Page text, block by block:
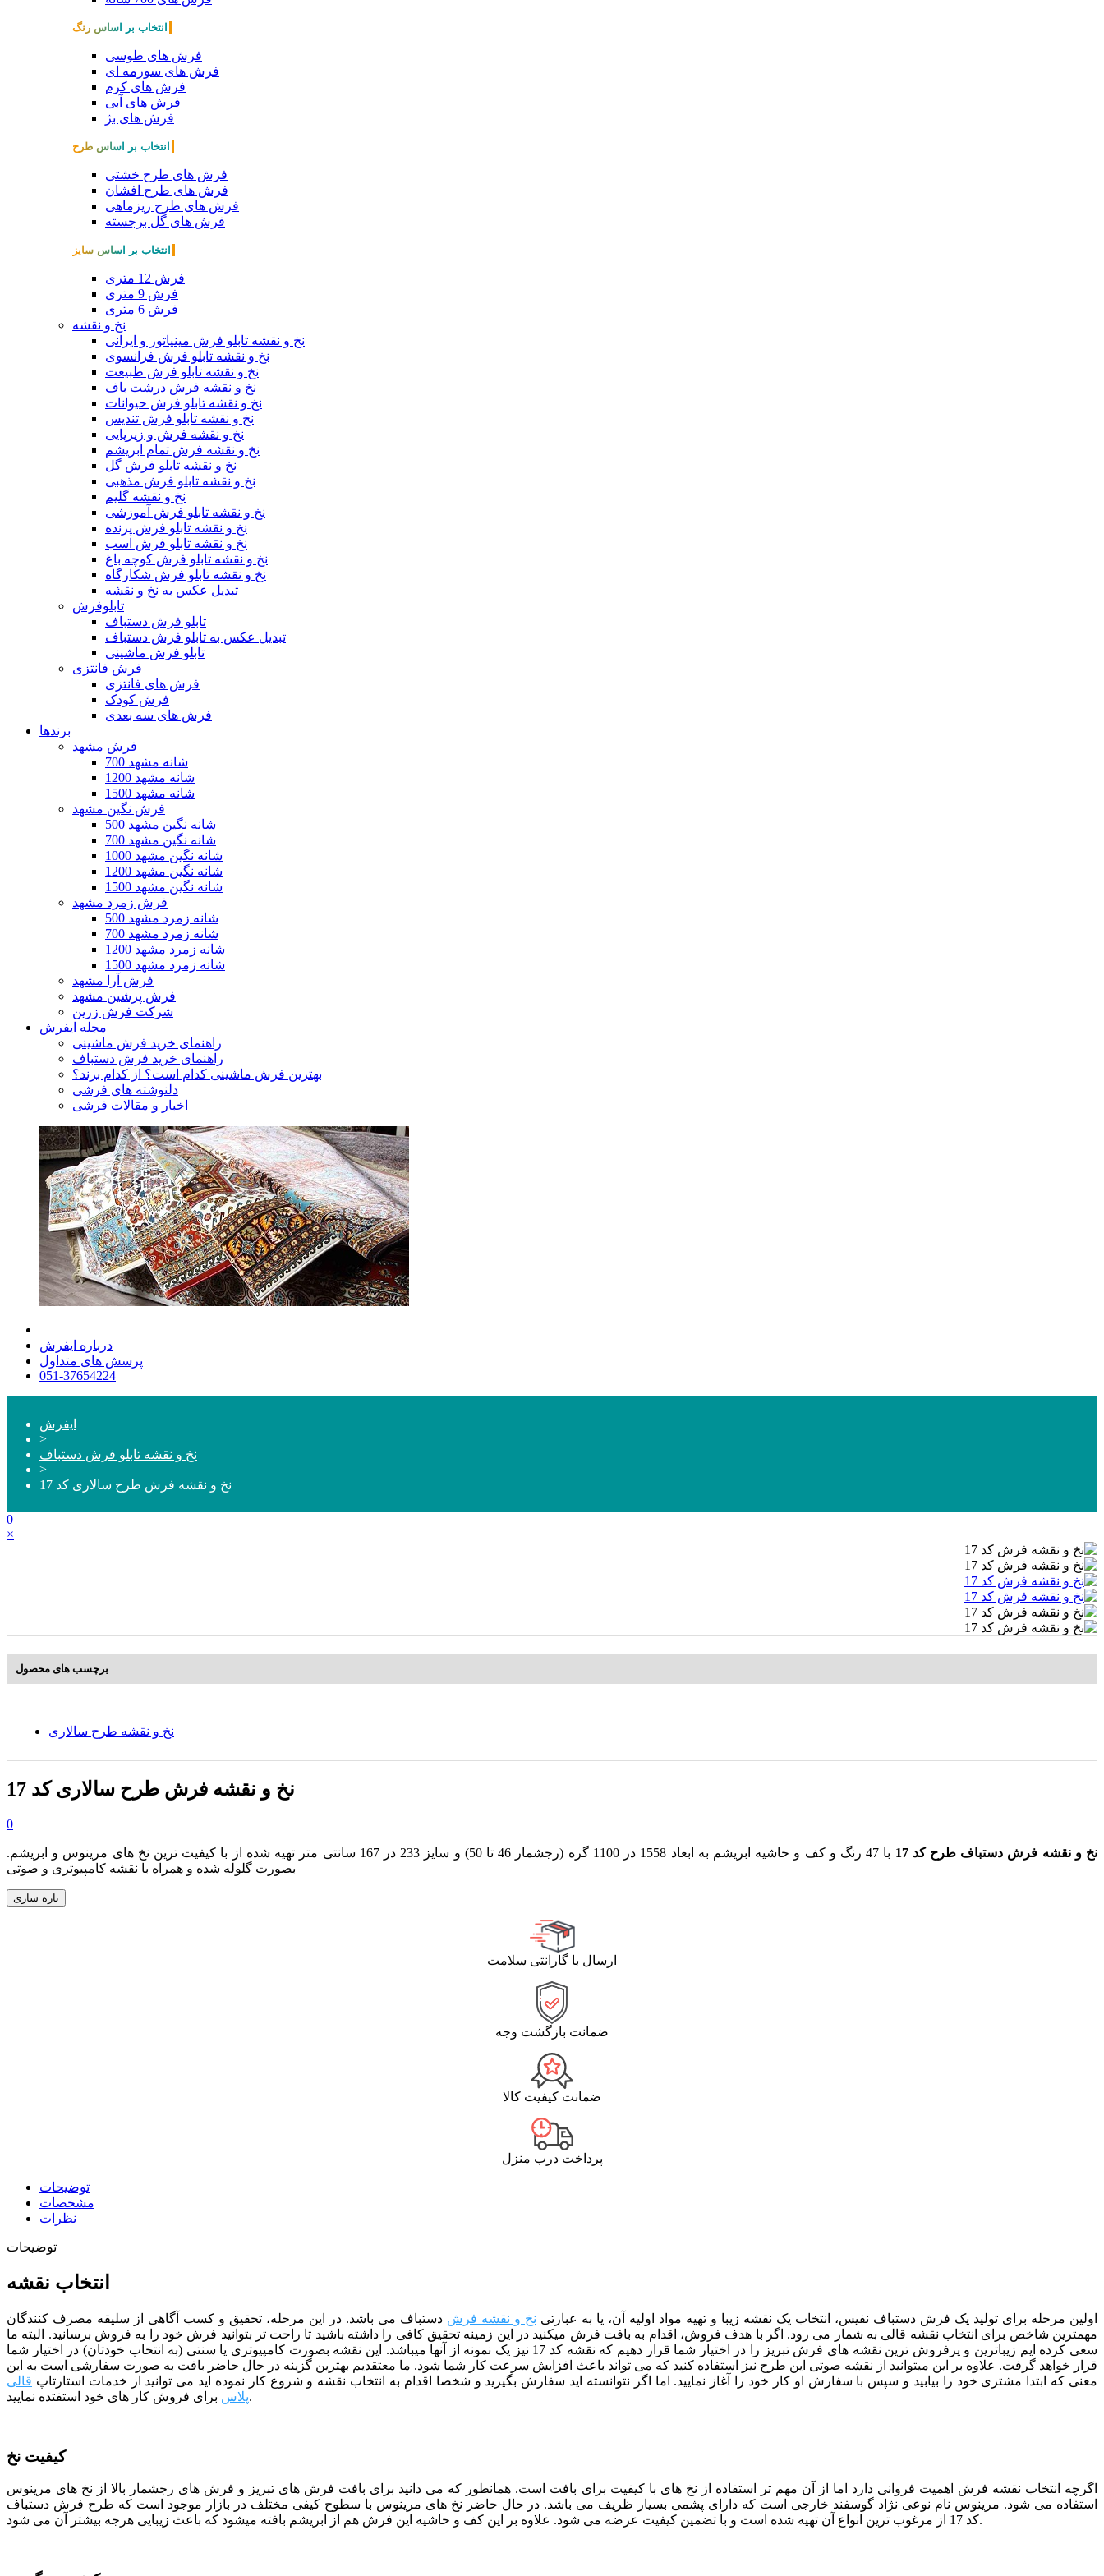
انتخاب بر اساس رنگ
فرش های طوسی
فرش های سورمه ای
فرش های کرم
فرش های آبی
فرش های بژ
انتخاب بر اساس طرح
فرش های طرح خشتی
فرش های طرح افشان
فرش های طرح ریزماهی
فرش های گل برجسته
انتخاب بر اساس سایز
فرش 12 متری
فرش 9 متری
فرش 6 متری
نخ و نقشه
نخ و نقشه تابلو فرش مینیاتور و ایرانی
نخ و نقشه تابلو فرش فرانسوی
نخ و نقشه تابلو فرش طبیعت
نخ و نقشه فرش درشت باف
نخ و نقشه تابلو فرش حیوانات
نخ و نقشه تابلو فرش تندیس
نخ و نقشه فرش و زیرپایی
نخ و نقشه فرش تمام ابریشم
نخ و نقشه تابلو فرش گل
نخ و نقشه تابلو فرش مذهبی
نخ و نقشه گلیم
نخ و نقشه تابلو فرش آموزشی
نخ و نقشه تابلو فرش پرنده
نخ و نقشه تابلو فرش اسب
نخ و نقشه تابلو فرش کوچه باغ
نخ و نقشه تابلو فرش شکارگاه
تبدیل عکس به نخ و نقشه
تابلوفرش
تابلو فرش دستباف
تبدیل عکس به تابلو فرش دستباف
تابلو فرش ماشینی
فرش فانتزی
فرش های فانتزی
فرش کودک
فرش های سه بعدی
برندها
فرش مشهد
700 شانه مشهد
1200 شانه مشهد
1500 شانه مشهد
فرش نگین مشهد
500 شانه نگین مشهد
700 شانه نگین مشهد
1000 شانه نگین مشهد
1200 شانه نگین مشهد
1500 شانه نگین مشهد
فرش زمرد مشهد
500 شانه زمرد مشهد
700 شانه زمرد مشهد
1200 شانه زمرد مشهد
1500 شانه زمرد مشهد
فرش آرا مشهد
فرش پرشین مشهد
شرکت فرش زرین
مجله ایفرش
راهنمای خرید فرش ماشینی
راهنمای خرید فرش دستباف
بهترین فرش ماشینی کدام است؟ از کدام برند؟
دلنوشته های فرشی
اخبار و مقالات فرشی
درباره ایفرش
پرسش های متداول
051-37654224
ایفرش
>
نخ و نقشه تابلو فرش دستباف
>
نخ و نقشه فرش طرح سالاری کد 17
0
×
برچسب های محصول
نخ و نقشه طرح سالاری
نخ و نقشه فرش طرح سالاری کد 17
0
نخ و نقشه فرش دستباف طرح کد 17 با 47 رنگ و کف و حاشیه ابریشم به ابعاد 1558 در 1100 گره (رجشمار 46 تا 50 )
و سایز 233 در 167 سانتی متر تهیه شده از با کیفیت ترین نخ های مرینوس و ابریشم.
بصورت گلوله شده و همراه با نقشه کامپیوتری و صوتی
ارسال با گارانتی سلامت
ضمانت بازگشت وجه
ضمانت کیفیت کالا
پرداخت درب منزل
توضیحات
مشخصات
نظرات
توضیحات
انتخاب نقشه
اولین مرحله برای تولید یک فرش دستباف نفیس، انتخاب یک نقشه زیبا و تهیه مواد اولیه آن، یا به عبارتی نخ و نقشه فرش دستباف می باشد. در این مرحله، تحقیق و کسب آگاهی از سلیقه مصرف کنندگان
مهمترین شاخص برای انتخاب نقشه قالی به شمار می رود. اگر با هدف فروش، اقدام به بافت فرش میکنید در این زمینه تحقیق کافی را داشته باشید تا راحت تر بتوانید فرش خود را به فروش برسانید. البته ما
سعی کرده ایم زیباترین و پرفروش ترین نقشه های فرش تبریز را در اختیار شما قرار دهیم که نقشه کد 17 نیز یک نمونه از آنها میباشد. این نقشه بصورت کامپیوتری یا سنتی (به انتخاب خودتان) در اختیار شما
قرار خواهد گرفت. علاوه بر این میتوانید از نقشه صوتی این طرح نیز استفاده کنید که می تواند باعث افزایش سرعت کار شما شود. ما معتقدیم بهترین گزینه در حال حاضر بافت به صورت سفارشی است به این
معنی که ابتدا مشتری خود را بیابید و سپس با سفارش او کار خود را آغاز نمایید. اما اگر نتوانسته اید سفارش بگیرید و شخصا اقدام به انتخاب نقشه و شروع کار نموده اید می توانید از خدمات استارتاپ قالی
پلاسبرای فروش کار های خود استفتده نمایید.
کیفیت نخ
اگرچه انتخاب نقشه فرش اهمیت فروانی دارد اما از آن مهم تر استفاده از نخ های با کیفیت برای بافت است. همانطور که می دانید برای بافت فرش های تبریز و فرش های رجشمار بالا از نخ های مرینوس
استفاده می شود. مرینوس نام نوعی نژاد گوسفند خارجی است که دارای پشمی بسیار ظریف می باشد. در حال حاضر نخ های مرینوس با سطوح کیفی مختلف در بازار موجود است که طرح فرش دستباف
کد 17 از مرغوب ترین انواع آن تهیه شده است و با تضمین کیفیت عرضه می شود. علاوه بر این کف و حاشیه این فرش هم از ابریشم بافته میشود که باعث زیبایی هرجه بیشتر آن می شود.